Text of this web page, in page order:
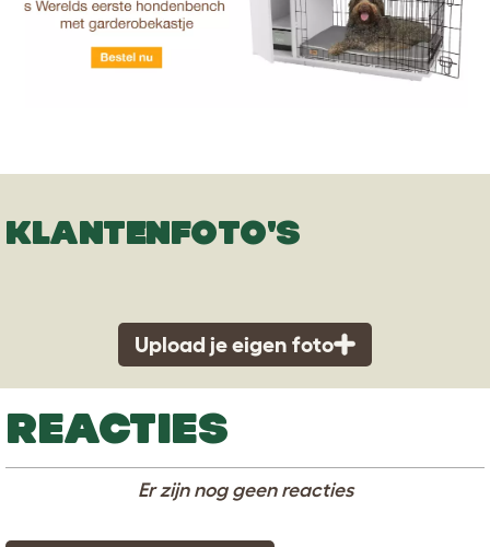
KLANTENFOTO'S
Upload je eigen foto
REACTIES
Er zijn nog geen reacties